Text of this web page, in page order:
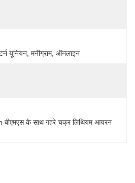
यूनियन, मनीग्राम, ऑनलाइन
बीएमएस के साथ गहरे चक्र लिथियम आयरन